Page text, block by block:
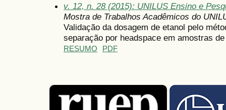
v. 12, n. 28 (2015): UNILUS Ensino e
Mostra de Trabalhos Acadêmicos do
Validação da dosagem de etanol pelo
separação por headspace em amostras
RESUMO PDF